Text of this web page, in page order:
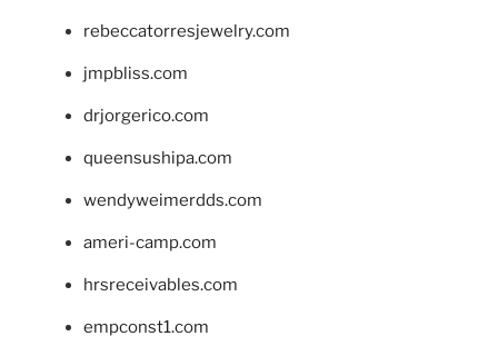
rebeccatorresjewelry.com
jmpbliss.com
drjorgerico.com
queensushipa.com
wendyweimerdds.com
ameri-camp.com
hrsreceivables.com
empconst1.com